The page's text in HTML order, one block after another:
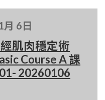
6日
肌肉穩定術
Course A 課
20260106